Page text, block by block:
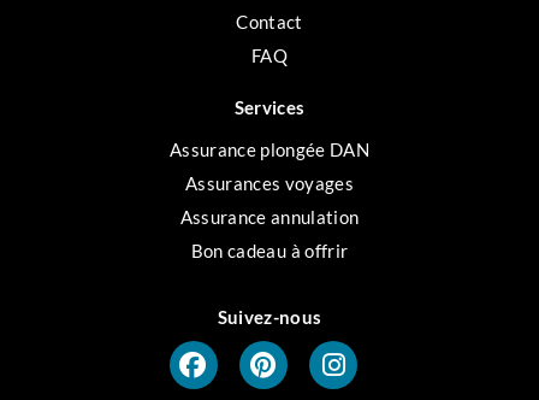
Contact
FAQ
Services
Assurance plongée DAN
Assurances voyages
Assurance annulation
Bon cadeau à offrir
Suivez-nous